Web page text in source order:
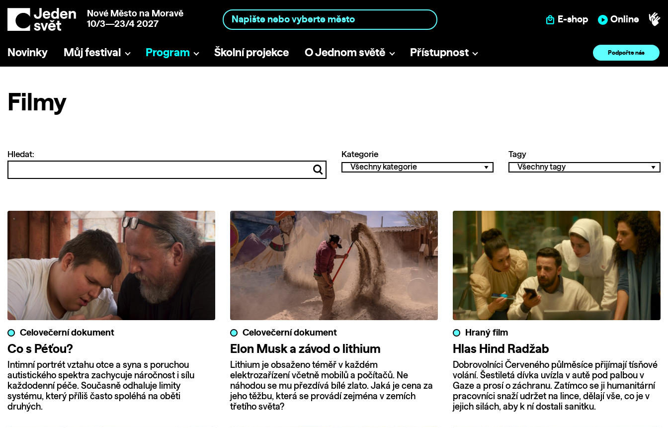
Nové Město na Moravě
10/3—23/4 2027
E-shop Online
Novinky Můj festival Program Školní projekce O Jednom světě Přístupnost Podpořte nás
Filmy
Hledat: Kategorie Tagy
Celovečerní dokument
Co s Péťou?
Intimní portrét vztahu otce a syna s poruchou
autistického spektra zachycuje náročnost i sílu
každodenní péče. Současně odhaluje limity
systému, který příliš často spoléhá na oběti
druhých.
Celovečerní dokument
Elon Musk a závod o lithium
Lithium je obsaženo téměř v každém
elektrozařízení včetně mobilů a počítačů. Ne
náhodou se mu přezdívá bílé zlato. Jaká je cena za
jeho těžbu, která se provádí zejména v zemích
třetího světa?
Hraný film
Hlas Hind Radžab
Dobrovolníci Červeného půlměsíce přijímají tísňové
volání. Šestiletá dívka uvízla v autě pod palbou v
Gaze a prosí o záchranu. Zatímco se ji humanitární
pracovníci snaží udržet na lince, dělají vše, co je v
jejich silách, aby k ní dostali sanitku.